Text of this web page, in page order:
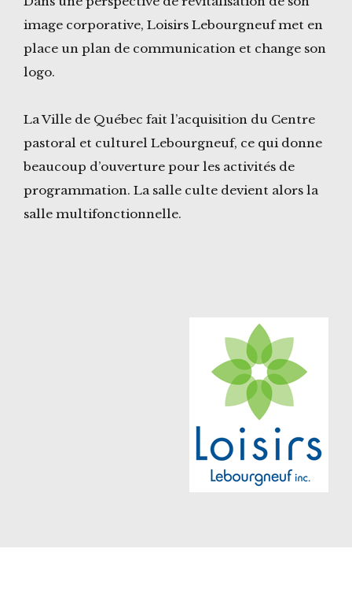
image corporative, Loisirs Lebourgneuf met en
place un plan de communication et change son
logo.
La Ville de Québec fait l’acquisition du Centre
pastoral et culturel Lebourgneuf, ce qui donne
beaucoup d’ouverture pour les activités de
programmation. La salle culte devient alors la
salle multifonctionnelle.